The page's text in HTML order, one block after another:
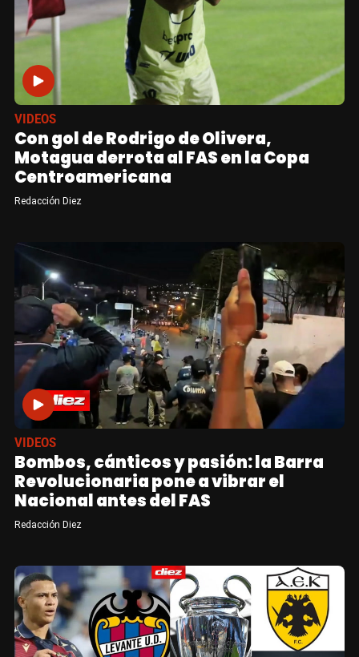
VIDEOS
Con gol de Rodrigo de Olivera,
Motagua derrota al FAS en la Copa
Centroamericana
Redacción Diez
VIDEOS
Bombos, cánticos y pasión: la Barra
Revolucionaria pone a vibrar el
Nacional antes del FAS
Redacción Diez